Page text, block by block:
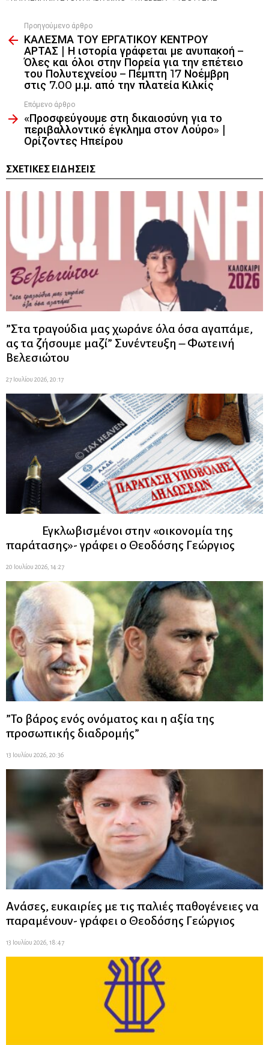
more
Προηγούμενο άρθρο
ΚΑΛΕΣΜΑ ΤΟΥ ΕΡΓΑΤΙΚΟΥ ΚΕΝΤΡΟΥ
ΑΡΤΑΣ | Η ιστορία γράφεται με ανυπακοή –
Όλες και όλοι στην Πορεία για την επέτειο
του Πολυτεχνείου – Πέμπτη 17 Νοέμβρη
στις 7.00 μ.μ. από την πλατεία Κιλκίς
Επόμενο άρθρο
«Προσφεύγουμε στη δικαιοσύνη για το
περιβαλλοντικό έγκλημα στον Λούρο» |
Ορίζοντες Ηπείρου
ΣΧΕΤΙΚΈΣ ΕΙΔΉΣΕΙΣ
”Στα τραγούδια μας χωράνε όλα όσα αγαπάμε,
ας τα ζήσουμε μαζί” Συνέντευξη – Φωτεινή
Βελεσιώτου
27 Ιουλίου 2026, 20:17
Εγκλωβισμένοι στην «οικονομία της
παράτασης»- γράφει ο Θεοδόσης Γεώργιος
20 Ιουλίου 2026, 14:27
”Το βάρος ενός ονόματος και η αξία της
προσωπικής διαδρομής”
13 Ιουλίου 2026, 20:36
Ανάσες, ευκαιρίες με τις παλιές παθογένειες να
παραμένουν- γράφει ο Θεοδόσης Γεώργιος
13 Ιουλίου 2026, 18:47